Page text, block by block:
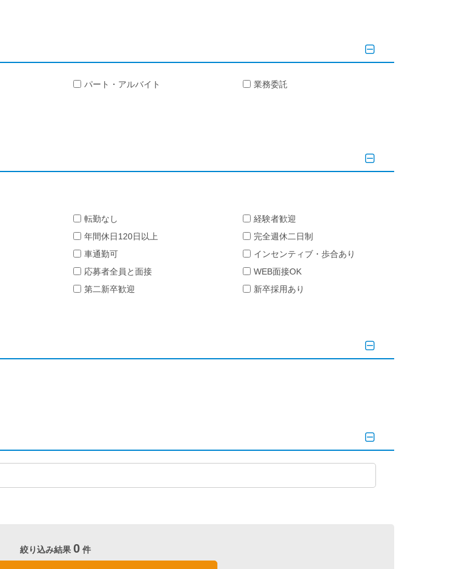
パート・アルバイト
業務委託
転勤なし
経験者歓迎
年間休日120日以上
完全週休二日制
車通勤可
インセンティブ・歩合あり
応募者全員と面接
WEB面接OK
第二新卒歓迎 新卒採用あり
絞り込み結果 0件